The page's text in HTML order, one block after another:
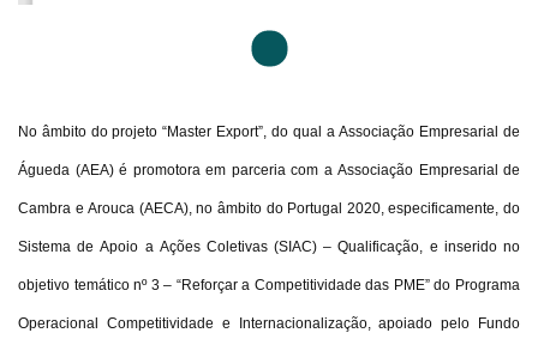
No âmbito do projeto “Master Export”, do qual a Associação Empresarial de
Águeda (AEA) é promotora em parceria com a Associação Empresarial de
Cambra e Arouca (AECA), no âmbito do Portugal 2020, especificamente, do
Sistema de Apoio a Ações Coletivas (SIAC) – Qualificação, e inserido no
objetivo temático nº 3 – “Reforçar a Competitividade das PME” do Programa
Operacional Competitividade e Internacionalização, apoiado pelo Fundo